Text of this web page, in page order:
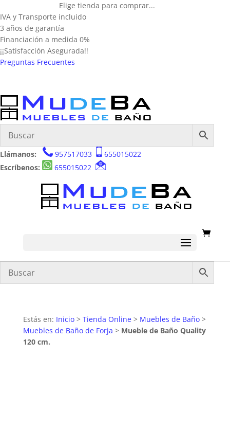
Elige tienda para comprar...
IVA y Transporte incluido
3 años de garantía
Financiación a medida 0%
¡¡Satisfacción Asegurada!!
Preguntas Frecuentes
Llámanos: 957517033
655015022
Escríbenos:
655015022
Estás en: Inicio> Tienda Online> Muebles de Baño>
Muebles de Baño de Forja > Mueble de Baño Quality
120 cm.